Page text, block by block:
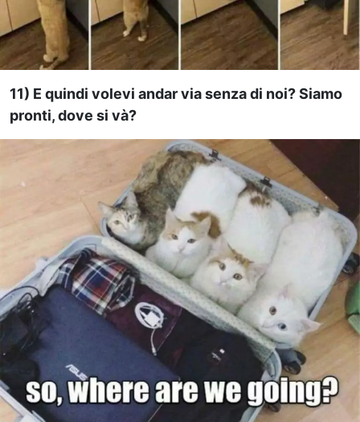
11) E quindi volevi andar via senza di noi? Siamo
pronti, dove si và?